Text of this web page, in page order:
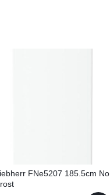
FNe5207 185.5cm No